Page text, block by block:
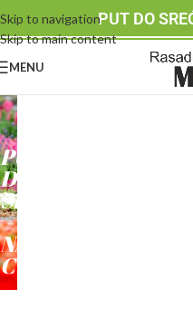
Skip to navigation
Skip to main content
PUT DO
MENU
RASADNIK
MIHALEK
PUT
DO
SREĆE
-
NAŠE
CVEĆE